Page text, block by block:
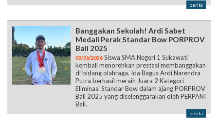
berita
Banggakan Sekolah! Ardi Sabet
Medali Perak Standar Bow PORPROV
Bali 2025
09/06/2026 Siswa SMA Negeri 1 Sukawati
kembali menorehkan prestasi membanggakan
di bidang olahraga. Ida Bagus Ardi Narendra
Putra berhasil meraih Juara 2 Kategori
Eliminasi Standar Bow dalam ajang PORPROV
Bali 2025 yang diselenggarakan oleh PERPANI
Bali.
berita